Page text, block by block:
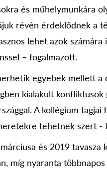
és műhelymunkára
révén érdeklődnek a
lehet azok számára
– fogalmazott.
egyebek mellett a
kialakult
A kollégium tagjai
tehetnek szert -
és 2019 tavasza
míg nyaranta